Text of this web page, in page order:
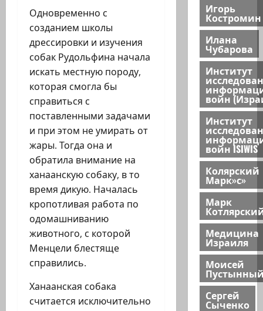
Одновременно с
созданием школы
дрессировки и изучения
собак Рудольфина начала
искать местную породу,
которая смогла бы
справиться с
поставленными задачами
и при этом не умирать от
жары. Тогда она и
обратила внимание на
ханаанскую собаку, в то
время дикую. Началась
кропотливая работа по
одомашниванию
животного, с которой
Менцели блестяще
справились.
Ханаанская собака
считается исключительно
Игорь
Костромин
Илана
Чубарова
Институт
войн
Институт
войн ISIWIS
Колярский
Марк»с»
Марк
Медицина
Израиля
Моисей
Сергей
Сыченко